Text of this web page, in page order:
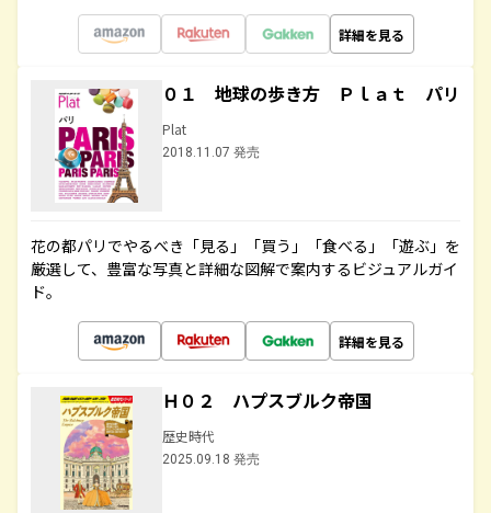
詳細を見る
０１ 地球の歩き方 Ｐｌａｔ パリ
Plat
2018.11.07 発売
花の都パリでやるべき「見る」「買う」「食べる」「遊ぶ」を
厳選して、豊富な写真と詳細な図解で案内するビジュアルガイ
ド。
詳細を見る
Ｈ０２ ハプスブルク帝国
歴史時代
2025.09.18 発売